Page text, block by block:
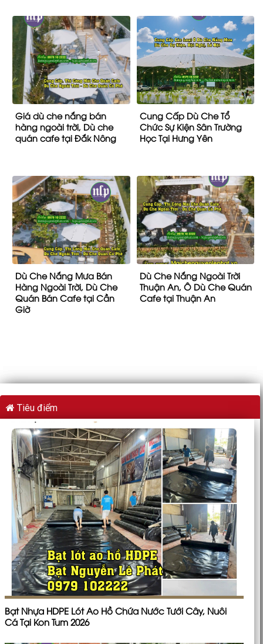
Giá dù che nắng bán
hàng ngoài trời, Dù che
quán cafe tại Đắk Nông
Cung Cấp Dù Che Tổ
Chức Sự Kiện Sân Trường
Học Tại Hưng Yên
Dù Che Nắng Mưa Bán
Hàng Ngoài Trời, Dù Che
Quán Bán Cafe tại Cần
Giờ
Dù Che Nắng Ngoài Trời
Thuận An, Ô Dù Che Quán
Cafe tại Thuận An
Tiêu điểm
Bạt Nhựa HDPE Lót Ao Hồ Chứa Nước Tưới Cây, Nuôi
Cá Tại Kon Tum 2026